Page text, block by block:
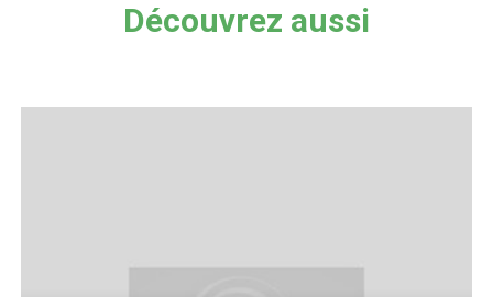
Découvrez aussi